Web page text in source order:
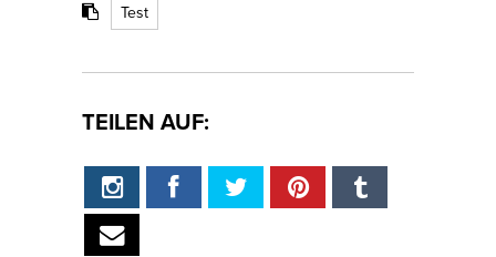
Test
TEILEN AUF: